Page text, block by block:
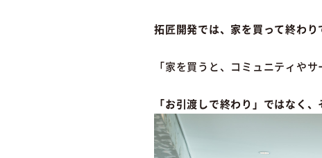
拓匠開発では、家を買って終わ
「家を買うと、コミュニティや
「お引渡しで終わり」ではなく